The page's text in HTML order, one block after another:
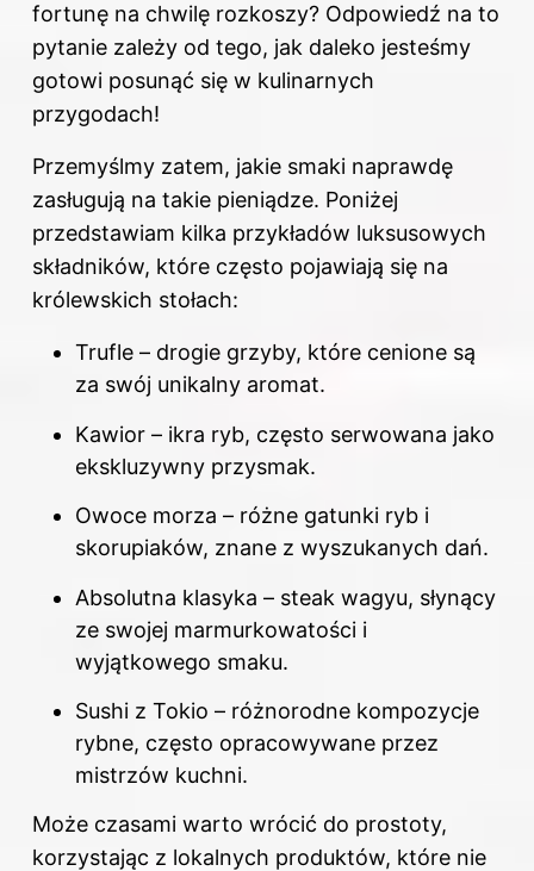
fortunę na chwilę rozkoszy? Odpowiedź na to
pytanie zależy od tego, jak daleko jesteśmy
gotowi posunąć się w kulinarnych
przygodach!
Przemyślmy zatem, jakie smaki naprawdę
zasługują na takie pieniądze. Poniżej
przedstawiam kilka przykładów luksusowych
składników, które często pojawiają się na
królewskich stołach:
Trufle – drogie grzyby, które cenione są
za swój unikalny aromat.
Kawior – ikra ryb, często serwowana jako
ekskluzywny przysmak.
Owoce morza – różne gatunki ryb i
skorupiaków, znane z wyszukanych dań.
Absolutna klasyka – steak wagyu, słynący
ze swojej marmurkowatości i
wyjątkowego smaku.
Sushi z Tokio – różnorodne kompozycje
rybne, często opracowywane przez
mistrzów kuchni.
Może czasami warto wrócić do prostoty,
korzystając z lokalnych produktów, które nie